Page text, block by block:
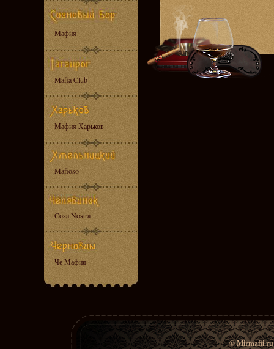
Мафия
Mafia Club
Мафия Харьков
Mafioso
Cosa Nostra
Че Мафия
© Mirmafii.ru